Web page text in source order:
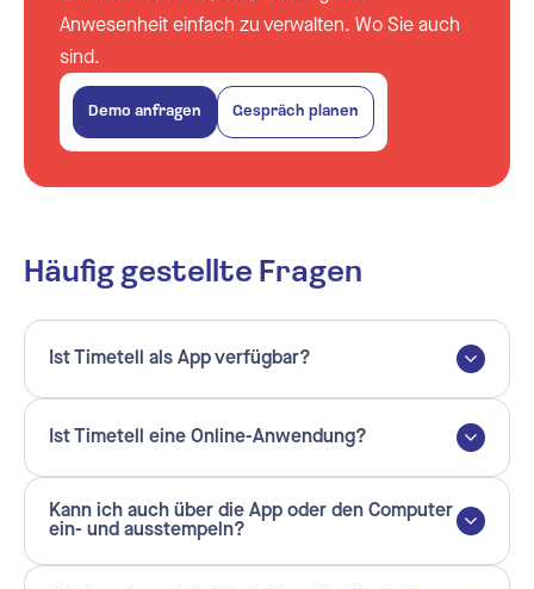
Anwesenheit einfach zu verwalten. Wo Sie auch
sind.
Demo anfragen Gespräch planen
Häufig gestellte Fragen
Ist Timetell als App verfügbar?
Ist Timetell eine Online-Anwendung?
Kann ich auch über die App oder den Computer
ein- und ausstempeln?